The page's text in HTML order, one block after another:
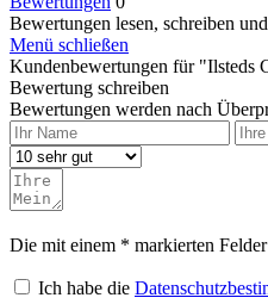
Bewertungen lesen, schreiben
Menü schließen
Kundenbewertungen für "Ilsteds
Bewertung schreiben
Bewertungen werden nach
Die mit einem * markierten
Ich habe die